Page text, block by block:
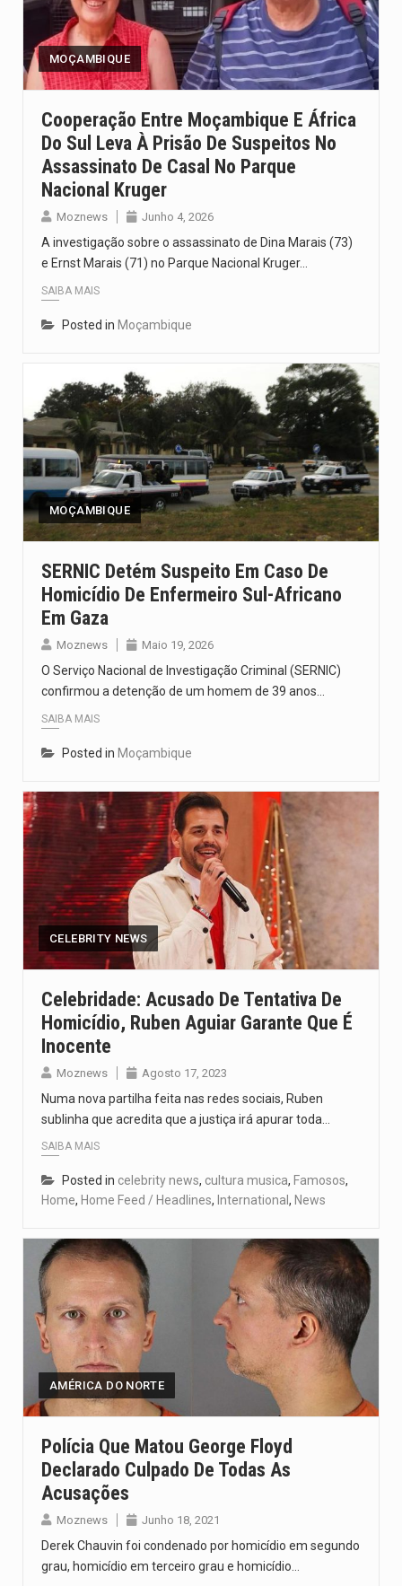
Um dos casos mais graves envolveu a residência de Sam…
A cidade de Bunia, capital da província de Ituri, tornou-se…
Legislação, renomeada em homenagem ao falecido senador Lindsey Graham, foi…
MOÇAMBIQUE
Cooperação Entre Moçambique E África
Do Sul Leva À Prisão De Suspeitos No
Assassinato De Casal No Parque
Nacional Kruger
Moznews Junho 4, 2026
A investigação sobre o assassinato de Dina Marais (73)
e Ernst Marais (71) no Parque Nacional Kruger…
SAIBA MAIS
Posted in Moçambique
MOÇAMBIQUE
SERNIC Detém Suspeito Em Caso De
Homicídio De Enfermeiro Sul-Africano
Em Gaza
Moznews Maio 19, 2026
O Serviço Nacional de Investigação Criminal (SERNIC)
confirmou a detenção de um homem de 39 anos…
SAIBA MAIS
Posted in Moçambique
CELEBRITY NEWS
Celebridade: Acusado De Tentativa De
Homicídio, Ruben Aguiar Garante Que É
Inocente
Moznews Agosto 17, 2023
Numa nova partilha feita nas redes sociais, Ruben
sublinha que acredita que a justiça irá apurar toda…
SAIBA MAIS
Posted in celebrity news, cultura musica, Famosos,
Home, Home Feed / Headlines, International , News
AMÉRICA DO NORTE
Polícia Que Matou George Floyd
Declarado Culpado De Todas As
Acusações
Moznews Junho 18, 2021
Derek Chauvin foi condenado por homicídio em segundo
grau, homicídio em terceiro grau e homicídio…